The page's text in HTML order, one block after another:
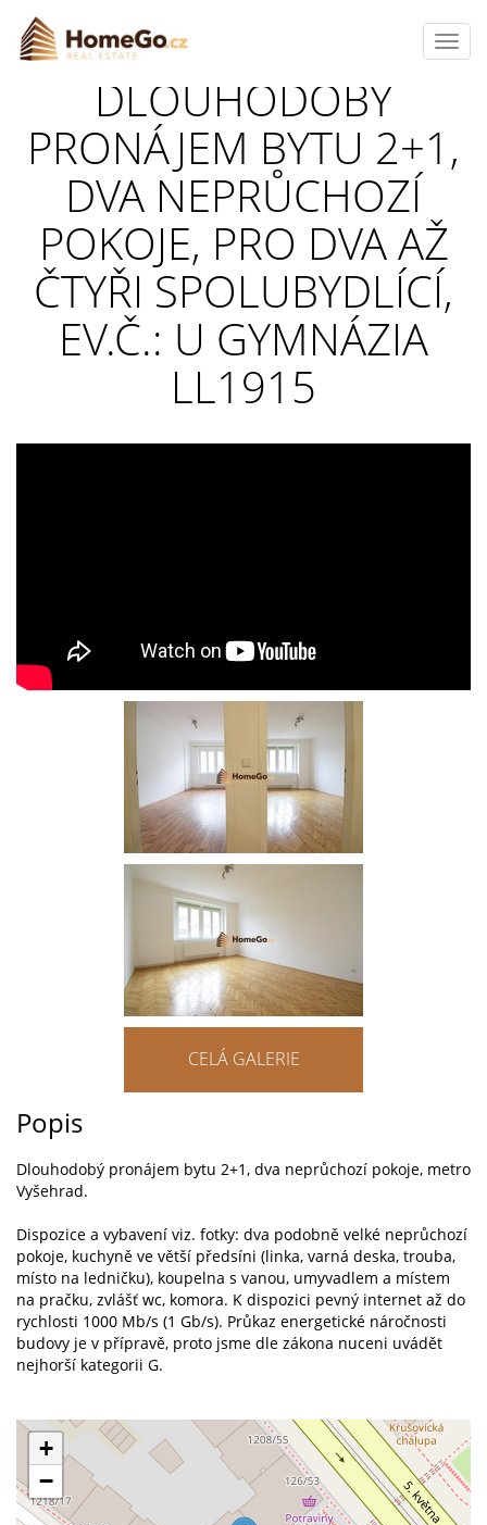
DLOUHODOBÝ
PRONÁJEM BYTU 2+1,
DVA NEPRŮCHOZÍ
POKOJE, PRO DVA AŽ
ČTYŘI SPOLUBYDLÍCÍ,
EV.Č.: U GYMNÁZIA
LL1915
CELÁ GALERIE
Popis
Dlouhodobý pronájem bytu 2+1, dva neprůchozí pokoje, metro
Vyšehrad.
Dispozice a vybavení viz. fotky: dva podobně velké neprůchozí
pokoje, kuchyně ve větší předsíni (linka, varná deska, trouba,
místo na ledničku), koupelna s vanou, umyvadlem a místem
na pračku, zvlášť wc, komora. K dispozici pevný internet až do
rychlosti 1000 Mb/s (1 Gb/s). Průkaz energetické náročnosti
budovy je v přípravě, proto jsme dle zákona nuceni uvádět
nejhorší kategorii G.
+
−